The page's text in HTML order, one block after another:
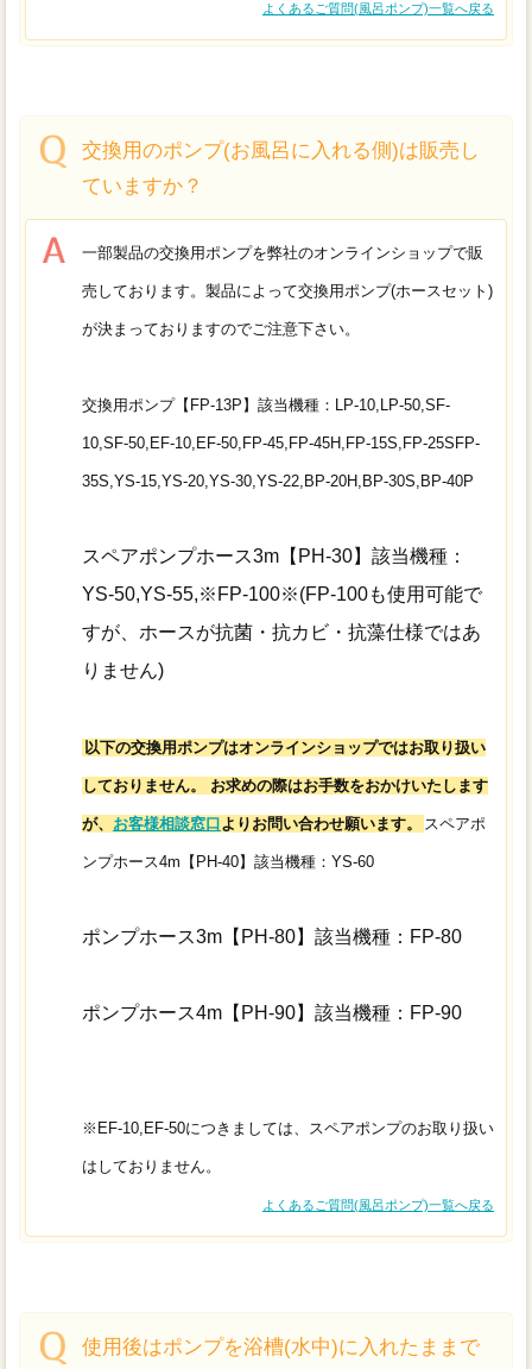
よくあるご質問(風呂ポンプ)一覧へ戻る
交換用のポンプ(お風呂に入れる側)は販売し
ていますか？
一部製品の交換用ポンプを弊社のオンラインショップで販
売しております。 製品によって交換用ポンプ(ホースセット)
が決まっておりますのでご注意下さい。
交換用ポンプ【FP-13P】該当機種： LP-10,LP-50,SF-
10,SF-50,EF-10,EF-50,FP-45,FP-45H,FP-15S,FP-25SFP-
35S,YS-15,YS-20,YS-30,YS-22,BP-20H,BP-30S,BP-40P
スペアポンプホース3m【PH-30】該当機種：
YS-50,YS-55,※FP-100※(FP-100も使用可能で
すが、ホースが抗菌・抗カビ・抗藻仕様ではあ
りません)
以下の交換用ポンプはオンラインショップではお取り扱い
しておりません。 お求めの際はお手数をおかけいたします
が、 お客様相談窓口 よりお問い合わせ願います。 スペアポ
ンプホース4m【PH-40】該当機種：YS-60
ポンプホース3m【PH-80】該当機種：FP-80
ポンプホース4m【PH-90】該当機種：FP-90
※EF-10,EF-50につきましては、スペアポンプのお取り扱い
はしておりません。
よくあるご質問(風呂ポンプ)一覧へ戻る
使用後はポンプを浴槽(水中)に入れたままで